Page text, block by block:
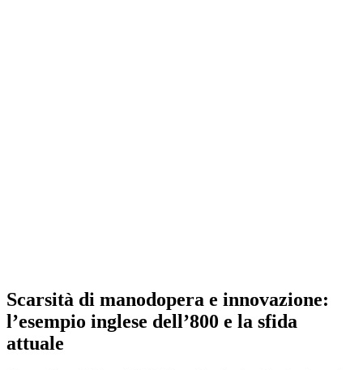
Scarsità di manodopera e innovazione:
l’esempio inglese dell’800 e la sfida
attuale